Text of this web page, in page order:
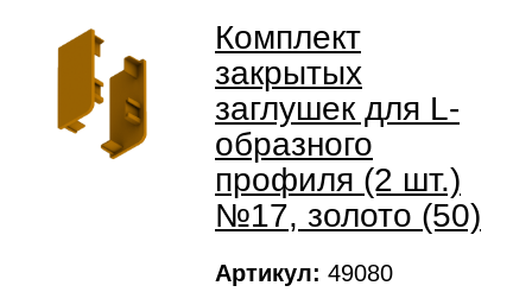
Комплект
закрытых
заглушек для L-
образного
профиля (2 шт.)
№17, золото (50)
Артикул: 49080